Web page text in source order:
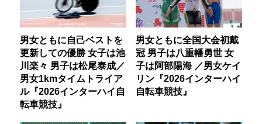
男女ともに自己ベストを
更新しての優勝 女子は池
川楽々 男子は松尾泰成／
男女1kmタイムトライア
ル『2026インターハイ自
転車競技』
男女ともに全国大会初戴
冠 男子は八重幡勇世 女
子は阿部陽海 ／男女ケイ
リン『2026インターハイ
自転車競技』